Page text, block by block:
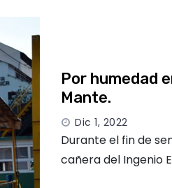
Por humedad
Mante.
Dic 1, 2022
Durante el fin de
cañera del Ingenio